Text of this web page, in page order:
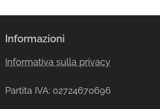
Informazioni
Informativa sulla privacy
Partita IVA: 02724670696